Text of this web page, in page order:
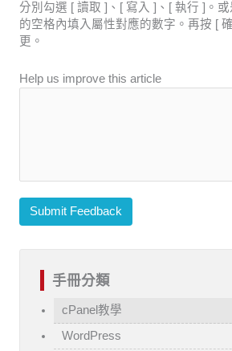
分別勾選 [ 讀取 ]、[ 寫入 ]、[ 執行 ]。
的空格內填入屬性對應的數字。再按 [
更。
Help us improve this article
Submit Feedback
手冊分類
cPanel教學
WordPress